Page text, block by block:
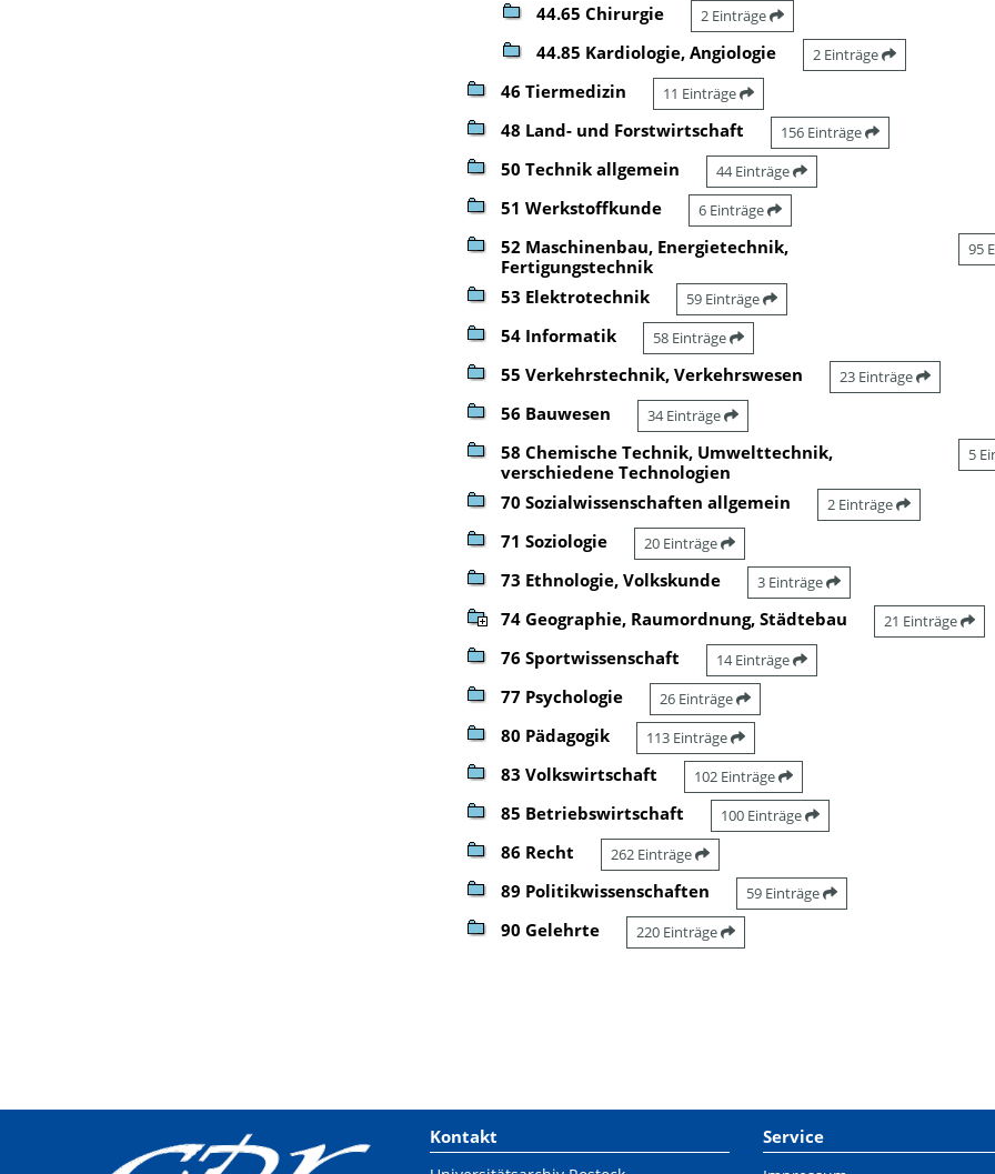
44.65 Chirurgie 2 Einträge
44.85 Kardiologie, Angiologie 2 Einträge
46 Tiermedizin 11 Einträge
48 Land- und Forstwirtschaft 156 Einträge
50 Technik allgemein 44 Einträge
51 Werkstoffkunde 6 Einträge
52 Maschinenbau, Energietechnik,
Fertigungstechnik
95
53 Elektrotechnik 59 Einträge
54 Informatik 58 Einträge
55 Verkehrstechnik, Verkehrswesen 23 Einträge
56 Bauwesen 34 Einträge
58 Chemische Technik, Umwelttechnik,
verschiedene Technologien
5
70 Sozialwissenschaften allgemein 2 Einträge
71 Soziologie 20 Einträge
73 Ethnologie, Volkskunde 3 Einträge
74 Geographie, Raumordnung, Städtebau 21 Einträge
76 Sportwissenschaft 14 Einträge
77 Psychologie 26 Einträge
80 Pädagogik 113 Einträge
83 Volkswirtschaft 102 Einträge
85 Betriebswirtschaft 100 Einträge
86 Recht 262 Einträge
89 Politikwissenschaften 59 Einträge
90 Gelehrte 220 Einträge
Kontakt Service